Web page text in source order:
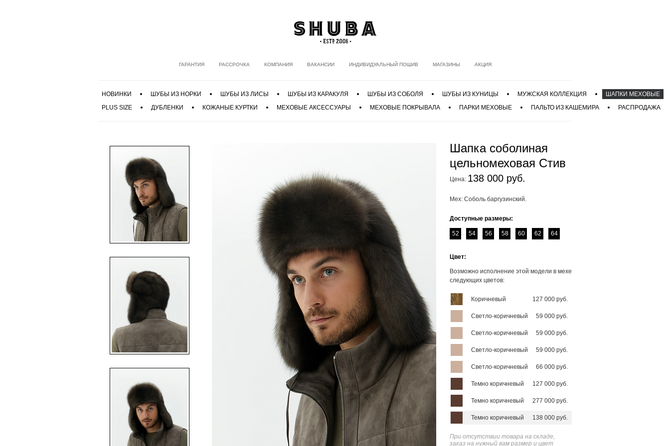
ГАРАНТИЯ РАССРОЧКА КОМПАНИЯ ВАКАНСИИ ИНДИВИДУАЛЬНЫЙ ПОШИВ МАГАЗИНЫ АКЦИЯ
НОВИНКИ ШУБЫ ИЗ НОРКИ ШУБЫ ИЗ ЛИСЫ ШУБЫ ИЗ КАРАКУЛЯ ШУБЫ ИЗ СОБОЛЯ ШУБЫ ИЗ КУНИЦЫ МУЖСКАЯ КОЛЛЕКЦИЯ
ШАПКИ МЕХОВЫЕ
PLUS SIZE
ДУБЛЕНКИ КОЖАНЫЕ КУРТКИ МЕХОВЫЕ АКСЕССУАРЫ МЕХОВЫЕ ПОКРЫВАЛА ПАРКИ МЕХОВЫЕ ПАЛЬТО ИЗ КАШЕМИРА РАСПРОДАЖА
Шапка соболиная
цельномеховая Стив
Цена: 138 000 руб.
Мех: Соболь баргузинский.
Доступные размеры:
52 54 56 58 60 62 64
Цвет:
Возможно исполнение этой модели в мехе
следующих цветов:
Коричневый 127 000 руб.
Светло-коричневый 59 000 руб.
Светло-коричневый 59 000 руб.
Светло-коричневый 59 000 руб.
Светло-коричневый 66 000 руб.
Темно коричневый 127 000 руб.
Темно коричневый 277 000 руб.
Темно коричневый 138 000 руб.
При отсутствии товара на складе,
заказ на нужный вам размер и цвет